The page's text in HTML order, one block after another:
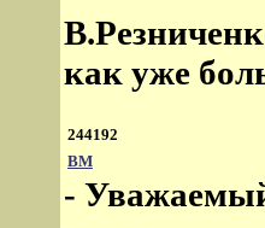
как уже
244192
ВМ
-